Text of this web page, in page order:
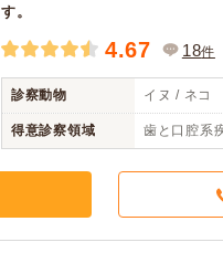
す。
4.67 18件
診察動物 イヌ / ネコ
得意診察領域 歯と口腔系